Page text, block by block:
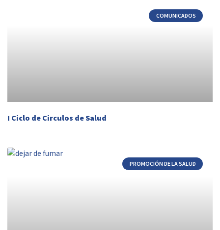
COMUNICADOS
I Ciclo de Circulos de Salud
PROMOCIÓN DE LA SALUD